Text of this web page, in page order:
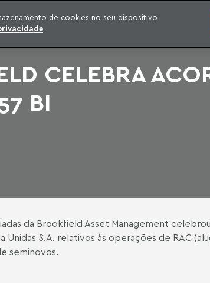
SÉRIES PUBLICAÇÕES
CELEBRA
BI
da Brookfield Asset Management
S.A. relativos às operações de RAC
seminovos.
de cookies no seu dispositivo